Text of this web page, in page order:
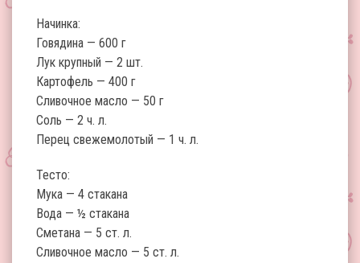
Начинка:
Говядина — 600 г
Лук крупный — 2 шт.
Картофель — 400 г
Сливочное масло — 50 г
Соль — 2 ч. л.
Перец свежемолотый — 1 ч. л.
Тесто:
Мука — 4 стакана
Вода — ½ стакана
Сметана — 5 ст. л.
Сливочное масло — 5 ст. л.